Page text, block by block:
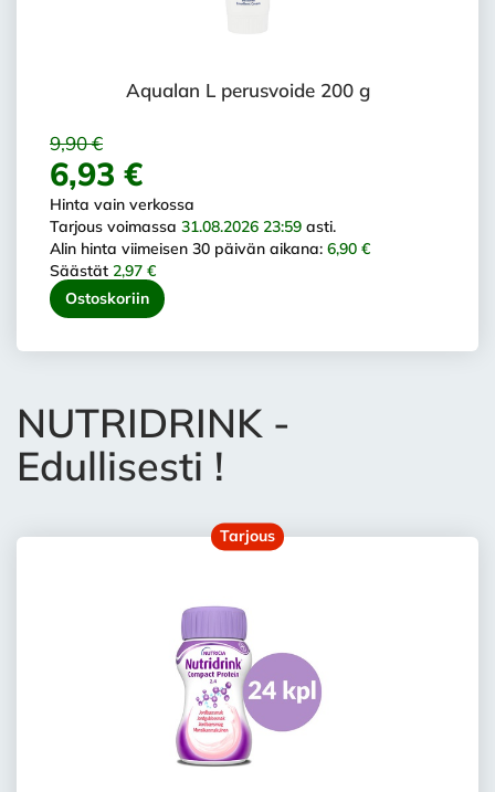
Aqualan L perusvoide 200 g
9,90 €
6,93 €
Hinta vain verkossa
Tarjous voimassa 31.08.2026 23:59 asti.
Alin hinta viimeisen 30 päivän aikana: 6,90 €
Säästät 2,97 €
Ostoskoriin
NUTRIDRINK -
Edullisesti !
Tarjous